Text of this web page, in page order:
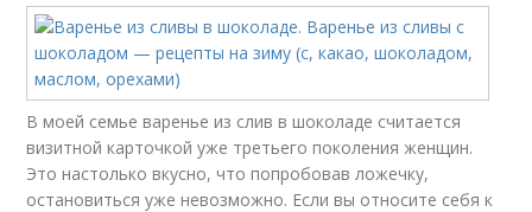
В моей семье варенье из слив в шоколаде считается
визитной карточкой уже третьего поколения женщин.
Это настолько вкусно, что попробовав ложечку,
остановиться уже невозможно. Если вы относите себя к